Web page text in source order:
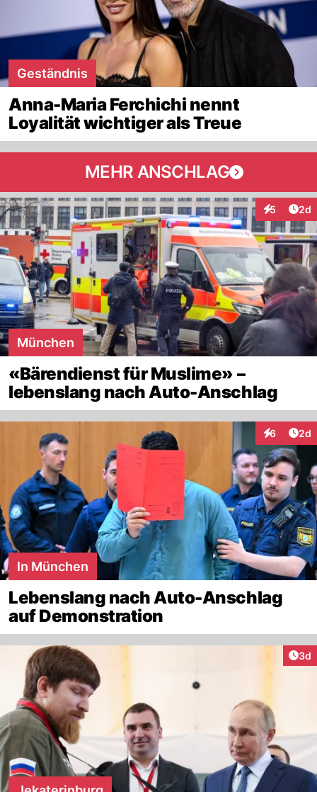
Geständnis
Anna-Maria Ferchichi nennt
Loyalität wichtiger als Treue
MEHR ANSCHLAG
5 2d
München
«Bärendienst für Muslime» –
lebenslang nach Auto-Anschlag
6 2d
In München
Lebenslang nach Auto-Anschlag
auf Demonstration
3d